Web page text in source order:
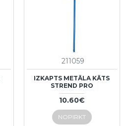
211059
IZKAPTS METĀLA KĀTS
STREND PRO
10.60€
NOPIRKT